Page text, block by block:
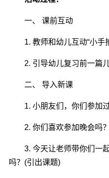
一、 课前互动
1. 教师和幼儿互动“小手拍
2. 引导幼儿复习前一篇儿
二、 导入新课
1. 小朋友们，你们参加过
2. 你们喜欢参加晚会吗？
3. 今天让老师带你们一起
吗？(引出课题)